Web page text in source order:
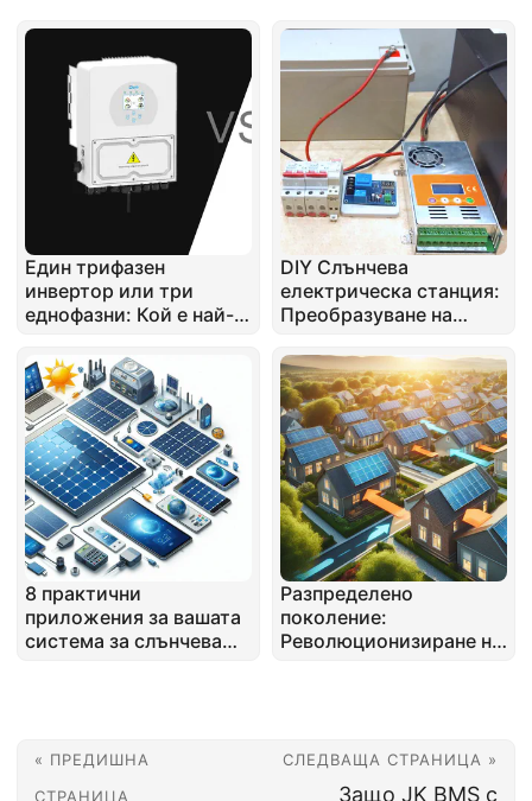
Един трифазен
инвертор или три
еднофазни: Кой е най-
DIY Слънчева
електрическа станция:
Преобразуване на
енергия
8 практични
приложения за вашата
система за слънчева
Разпределено
поколение:
Революционизиране на
« ПРЕДИШНА
СТРАНИЦА
СЛЕДВАЩА СТРАНИЦА »
Защо JK BMS с